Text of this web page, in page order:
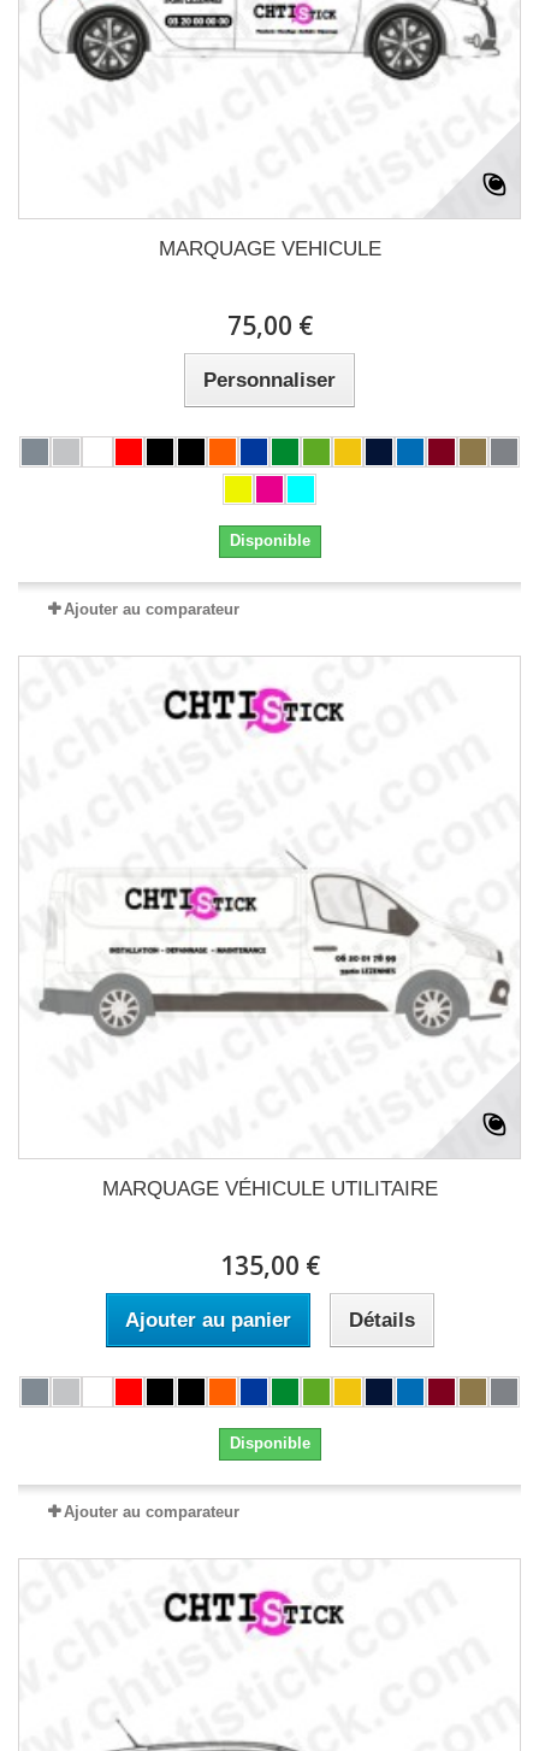
MARQUAGE VEHICULE
75,00 €
Personnaliser
Disponible
Ajouter au comparateur
MARQUAGE VÉHICULE UTILITAIRE
135,00 €
Ajouter au panier Détails
Disponible
Ajouter au comparateur